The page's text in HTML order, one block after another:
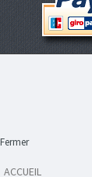
Fermer
ACCUEIL